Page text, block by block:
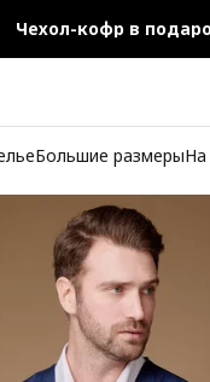
Чехол-кофр в
доставка при заказе
Большие размерыНа